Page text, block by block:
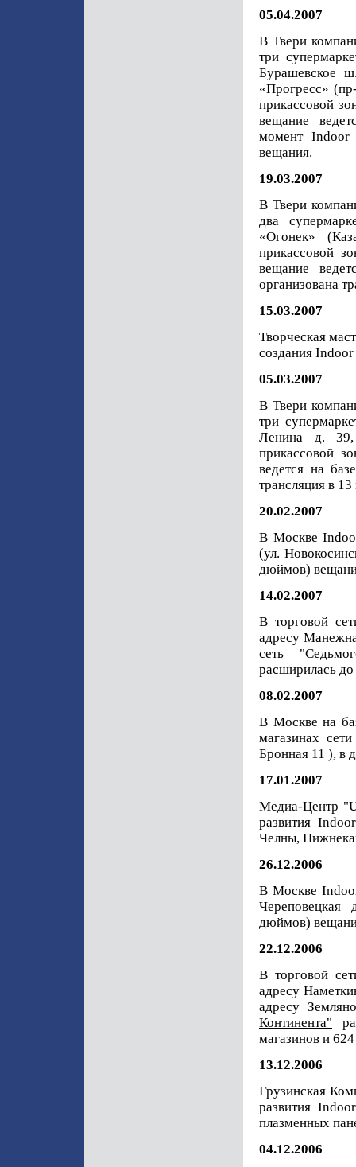
05.04.2007
В Твери
три
Бурашевское
«Прогресс»
прикассовой
вещание
момент Indoor
вещания.
19.03.2007
В Твери
два
«Огонек»
прикассовой
вещание
организована
15.03.2007
Творческая
создания
05.03.2007
В Твери
три
Ленина д.
прикассовой
ведется на
трансляция в
20.02.2007
В Москве
(ул.
дюймов)
14.02.2007
В торговой
адресу
сеть
расширилась
08.02.2007
В Москве на
магазинах
Бронная 11 ), в
17.01.2007
Медиа-Центр
развития
Челны,
26.12.2006
В Москве
дюймов)
22.12.2006
В торговой
адресу
адресу
Континента"
магазинов и
13.12.2006
Грузинская
развития
плазменных
04.12.2006